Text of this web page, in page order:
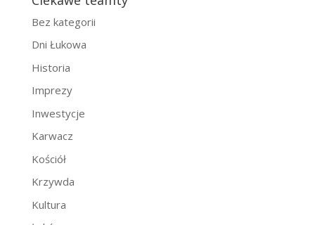
Bez kategorii
Dni Łukowa
Historia
Imprezy
Inwestycje
Karwacz
Kościół
Krzywda
Kultura